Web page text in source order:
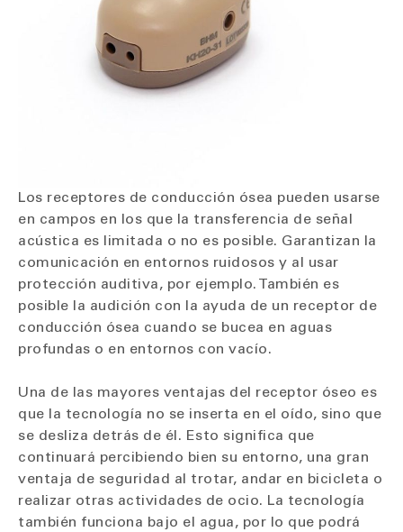
Los receptores de conducción ósea pueden usarse
en campos en los que la transferencia de señal
acústica es limitada o no es posible. Garantizan la
comunicación en entornos ruidosos y al usar
protección auditiva, por ejemplo. También es
posible la audición con la ayuda de un receptor de
conducción ósea cuando se bucea en aguas
profundas o en entornos con vacío.
Una de las mayores ventajas del receptor óseo es
que la tecnología no se inserta en el oído, sino que
se desliza detrás de él. Esto significa que
continuará percibiendo bien su entorno, una gran
ventaja de seguridad al trotar, andar en bicicleta o
realizar otras actividades de ocio. La tecnología
también funciona bajo el agua, por lo que podrá